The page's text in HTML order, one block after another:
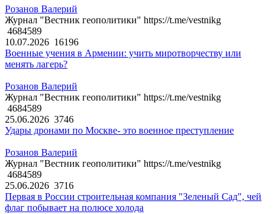
Розанов Валерий
Журнал "Вестник геополитики" https://t.me/vestnikg
4684589
10.07.2026 16196
Военные учения в Армении: учить миротворчеству или
менять лагерь?
Розанов Валерий
Журнал "Вестник геополитики" https://t.me/vestnikg
4684589
25.06.2026 3746
Удары дронами по Москве- это военное преступление
Розанов Валерий
Журнал "Вестник геополитики" https://t.me/vestnikg
4684589
25.06.2026 3716
Первая в России строительная компания "Зеленый Сад", чей
флаг побывает на полюсе холода